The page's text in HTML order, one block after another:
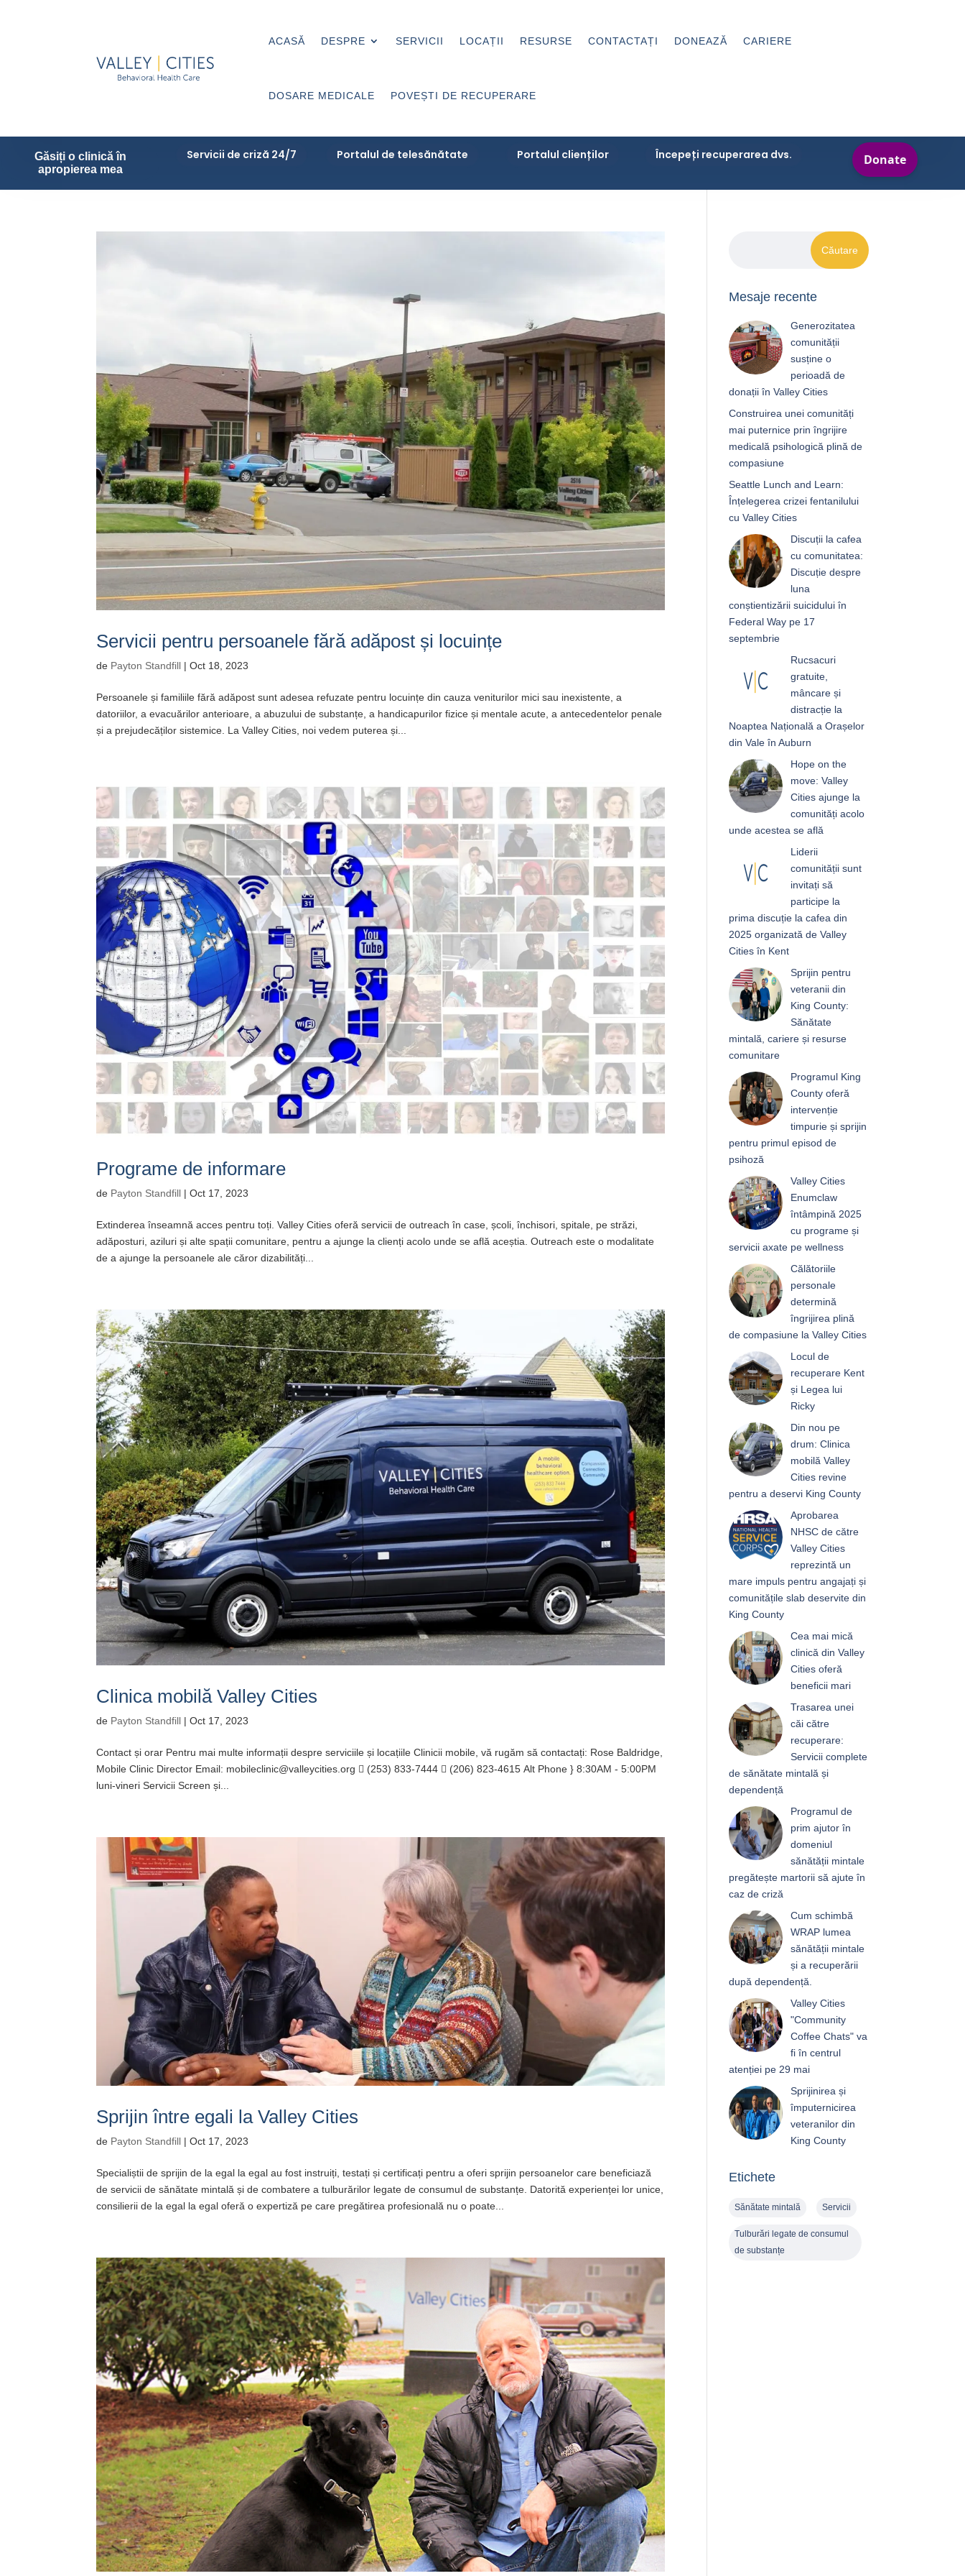
ACASĂ DESPRE SERVICII LOCAȚII RESURSE CONTACTAȚI DONEAZĂ CARIERE
DOSARE MEDICALE POVEȘTI DE RECUPERARE
Găsiți o clinică în
apropierea mea
Servicii de criză 24/7 Portalul de telesănătate Portalul clienților Începeți recuperarea dvs.
Servicii pentru persoanele fără adăpost și locuințe
de Payton Standfill |Oct 18, 2023
Persoanele și familiile fără adăpost sunt adesea refuzate pentru locuințe din cauza veniturilor mici sau inexistente, a
datoriilor, a evacuărilor anterioare, a abuzului de substanțe, a handicapurilor fizice și mentale acute, a antecedentelor penale
și a prejudecăților sistemice. La Valley Cities, noi vedem puterea și...
Programe de informare
de Payton Standfill |Oct 17, 2023
Extinderea înseamnă acces pentru toți. Valley Cities oferă servicii de outreach în case, școli, închisori, spitale, pe străzi,
adăposturi, aziluri și alte spații comunitare, pentru a ajunge la clienți acolo unde se află aceștia. Outreach este o modalitate
de a ajunge la persoanele ale căror dizabilități...
Clinica mobilă Valley Cities
de Payton Standfill |Oct 17, 2023
Contact și orar Pentru mai multe informații despre serviciile și locațiile Clinicii mobile, vă rugăm să contactați: Rose Baldridge,
Mobile Clinic Director Email: mobileclinic@valleycities.org  (253) 833-7444  (206) 823-4615 Alt Phone } 8:30AM - 5:00PM
luni-vineri Servicii Screen și...
Sprijin între egali la Valley Cities
de Payton Standfill |Oct 17, 2023
Specialiștii de sprijin de la egal la egal au fost instruiți, testați și certificați pentru a oferi sprijin persoanelor care beneficiază
de servicii de sănătate mintală și de combatere a tulburărilor legate de consumul de substanțe. Datorită experienței lor unice,
consilierii de la egal la egal oferă o expertiză pe care pregătirea profesională nu o poate...
Mesaje recente
Generozitatea
comunității
susține o
perioadă de
donații în Valley Cities
Construirea unei comunități
mai puternice prin îngrijire
medicală psihologică plină de
compasiune
Seattle Lunch and Learn:
Înțelegerea crizei fentanilului
cu Valley Cities
Discuții la cafea
cu comunitatea:
Discuție despre
luna
conștientizării suicidului în
Federal Way pe 17
septembrie
Rucsacuri
gratuite,
mâncare și
distracție la
Noaptea Națională a Orașelor
din Vale în Auburn
Hope on the
move: Valley
Cities ajunge la
comunități acolo
unde acestea se află
Liderii
comunității sunt
invitați să
participe la
prima discuție la cafea din
2025 organizată de Valley
Cities în Kent
Sprijin pentru
veteranii din
King County:
Sănătate
mintală, cariere și resurse
comunitare
Programul King
County oferă
intervenție
timpurie și sprijin
pentru primul episod de
psihoză
Valley Cities
Enumclaw
întâmpină 2025
cu programe și
servicii axate pe wellness
Călătoriile
personale
determină
îngrijirea plină
de compasiune la Valley Cities
Locul de
recuperare Kent
și Legea lui
Ricky
Din nou pe
drum: Clinica
mobilă Valley
Cities revine
pentru a deservi King County
Aprobarea
NHSC de către
Valley Cities
reprezintă un
mare impuls pentru angajați și
comunitățile slab deservite din
King County
Cea mai mică
clinică din Valley
Cities oferă
beneficii mari
Trasarea unei
căi către
recuperare:
Servicii complete
de sănătate mintală și
dependență
Programul de
prim ajutor în
domeniul
sănătății mintale
pregătește martorii să ajute în
caz de criză
Cum schimbă
WRAP lumea
sănătății mintale
și a recuperării
după dependență.
Valley Cities
"Community
Coffee Chats" va
fi în centrul
atenției pe 29 mai
Sprijinirea și
împuternicirea
veteranilor din
King County
Etichete
Sănătate mintală Servicii
Tulburări legate de consumul
de substanțe